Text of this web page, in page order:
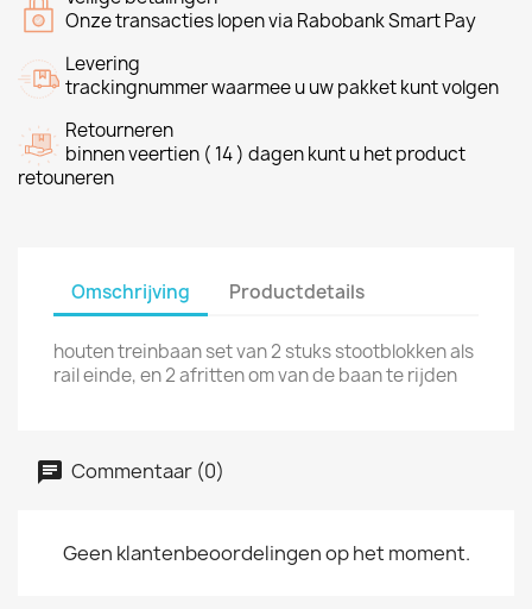
Onze transacties lopen via Rabobank Smart Pay
Levering
trackingnummer waarmee u uw pakket kunt volgen
Retourneren
binnen veertien ( 14 ) dagen kunt u het product
retouneren
Omschrijving Productdetails
houten treinbaan set van 2 stuks stootblokken als
rail einde, en 2 afritten om van de baan te rijden
Commentaar (0)
Geen klantenbeoordelingen op het moment.